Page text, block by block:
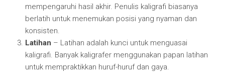
mempengaruhi hasil akhir. Penulis kaligrafi biasanya
berlatih untuk menemukan posisi yang nyaman dan
konsisten.
Latihan – Latihan adalah kunci untuk menguasai
kaligrafi. Banyak kaligrafer menggunakan papan latihan
untuk mempraktikkan huruf-huruf dan gaya.